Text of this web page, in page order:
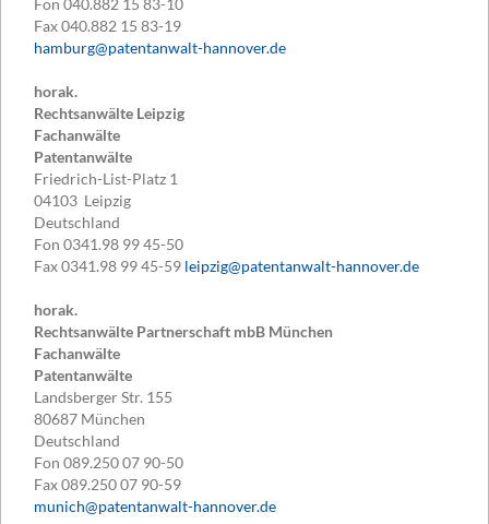
Fon 040.882 15 83-10
Fax040.882 15 83-19
hamburg@patentanwalt-hannover.de
horak.
Rechtsanwälte Leipzig
Fachanwälte
Patentanwälte
Friedrich-List-Platz 1
04103 Leipzig
Deutschland
Fon 0341.98 99 45-50
Fax0341.98 99 45-59 leipzig@patentanwalt-hannover.de
horak.
Rechtsanwälte Partnerschaft mbB München
Fachanwälte
Patentanwälte
Landsberger Str. 155
80687 München
Deutschland
Fon 089.250 07 90-50
Fax089.250 07 90-59
munich@patentanwalt-hannover.de